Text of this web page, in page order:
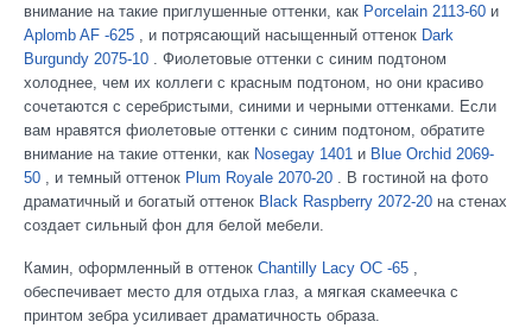
внимание на такие приглушенные оттенки, как Porcelain 2113-60 и
Aplomb AF -625
, и потрясающий насыщенный оттенок Dark
Burgundy 2075-10
. Фиолетовые оттенки с синим подтоном
холоднее, чем их коллеги с красным подтоном, но они красиво
сочетаются с серебристыми, синими и черными оттенками. Если
вам нравятся фиолетовые оттенки с синим подтоном, обратите
внимание на такие оттенки, как Nosegay 1401 и Blue Orchid 2069-
50
, и темный оттенок Plum Royale 2070-20
. В гостиной на фото
драматичный и богатый оттенок Black Raspberry 2072-20 на стенах
создает сильный фон для белой мебели.
Камин, оформленный в оттенок Chantilly Lacy OC -65 ,
обеспечивает место для отдыха глаз, а мягкая скамеечка с
принтом зебра усиливает драматичность образа.